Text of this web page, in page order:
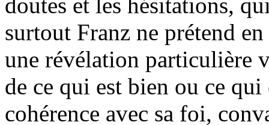
doutes et les hésitations,
surtout Franz ne prétend
une révélation particulière
de ce qui est bien ou ce
cohérence avec sa foi,